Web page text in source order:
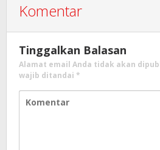
Komentar
Tinggalkan Balasan
Alamat email Anda tidak akan
wajib ditandai *